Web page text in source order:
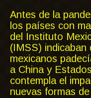
Antes de la
los países con
del Instituto
(IMSS) indicaban
mexicanos
a China y
contempla el
nuevas formas